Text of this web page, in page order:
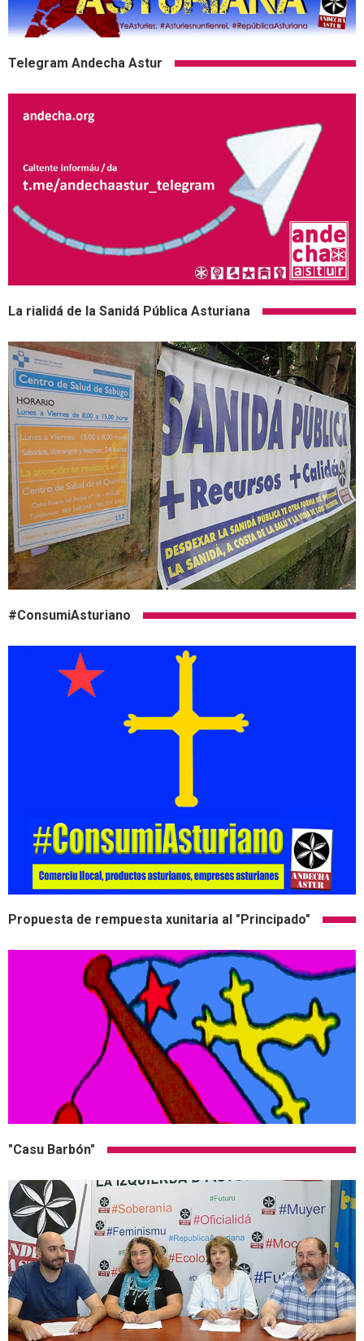
Telegram Andecha Astur
La rialidá de la Sanidá Pública Asturiana
#ConsumiAsturiano
Propuesta de rempuesta xunitaria al "Principado"
"Casu Barbón"